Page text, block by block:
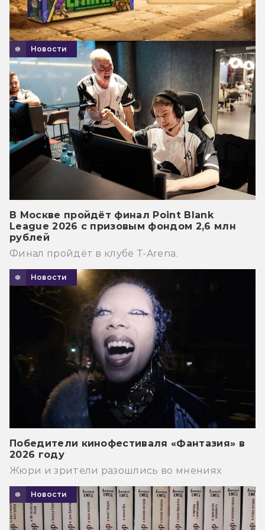
Новости
В Москве пройдёт финал Point Blank
League 2026 с призовым фондом 2,6 млн
рублей
Финал пройдёт в клубе T-Arena.
Новости
Победители кинофестиваля «Фантазия» в
2026 году
Жюри и зрители разошлись во мнениях
Новости